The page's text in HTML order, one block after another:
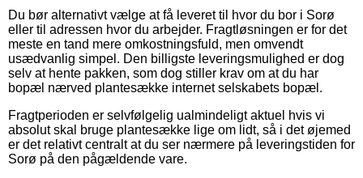
Du bør alternativt vælge at få leveret til hvor du bor i Sorø
eller til adressen hvor du arbejder. Fragtløsningen er for det
meste en tand mere omkostningsfuld, men omvendt
usædvanlig simpel. Den billigste leveringsmulighed er dog
selv at hente pakken, som dog stiller krav om at du har
bopæl nærved plantesække internet selskabets bopæl.
Fragtperioden er selvfølgelig ualmindeligt aktuel hvis vi
absolut skal bruge plantesække lige om lidt, så i det øjemed
er det relativt centralt at du ser nærmere på leveringstiden for
Sorø på den pågældende vare.